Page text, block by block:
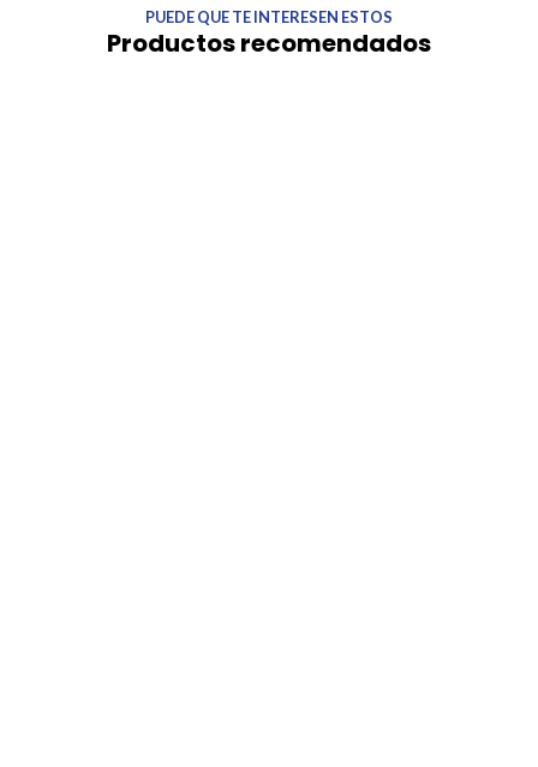
PUEDE QUE TE INTERESEN ESTOS
Productos recomendados